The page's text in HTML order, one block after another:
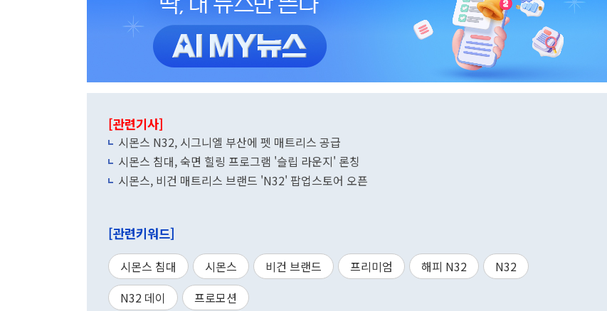
[관련기사]
시몬스 N32, 시그니엘 부산에 펫 매트리스 공급
시몬스 침대, 숙면 힐링 프로그램 '슬립 라운지' 론칭
시몬스, 비건 매트리스 브랜드 'N32' 팝업스토어 오픈
[관련키워드]
시몬스 침대 시몬스 비건 브랜드 프리미엄 해피 N32
N32
N32 데이
프로모션